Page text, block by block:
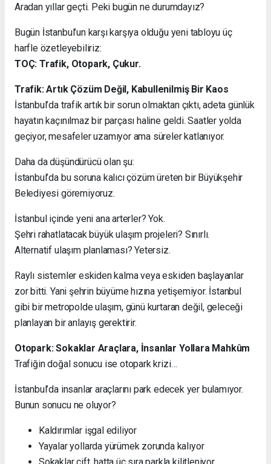
Aradan yıllar geçti. Peki bugün ne durumdayız?
Bugün İstanbul’un karşı karşıya olduğu yeni tabloyu üç
harfle özetleyebiliriz:
TOÇ: Trafik, Otopark, Çukur.
Trafik: Artık Çözüm Değil, Kabullenilmiş Bir Kaos
İstanbul’da trafik artık bir sorun olmaktan çıktı, adeta günlük
hayatın kaçınılmaz bir parçası haline geldi. Saatler yolda
geçiyor, mesafeler uzamıyor ama süreler katlanıyor.
Daha da düşündürücü olan şu:
İstanbul’da bu soruna kalıcı çözüm üreten bir Büyükşehir
Belediyesi göremiyoruz.
İstanbul içinde yeni ana arterler? Yok.
Şehri rahatlatacak büyük ulaşım projeleri? Sınırlı.
Alternatif ulaşım planlaması? Yetersiz.
Raylı sistemler eskiden kalma veya eskiden başlayanlar
zor bitti. Yani şehrin büyüme hızına yetişemiyor. İstanbul
gibi bir metropolde ulaşım, günü kurtaran değil, geleceği
planlayan bir anlayış gerektirir.
Otopark: Sokaklar Araçlara, İnsanlar Yollara Mahkûm
Trafiğin doğal sonucu ise otopark krizi…
İstanbul’da insanlar araçlarını park edecek yer bulamıyor.
Bunun sonucu ne oluyor?
Kaldırımlar işgal ediliyor
Yayalar yollarda yürümek zorunda kalıyor
Sokaklar çift, hatta üç sıra parkla kilitleniyor